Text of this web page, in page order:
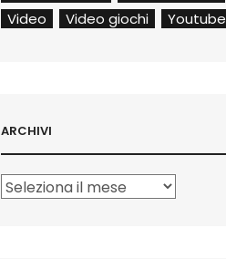
Video
Video giochi Youtube
ARCHIVI
Archivi